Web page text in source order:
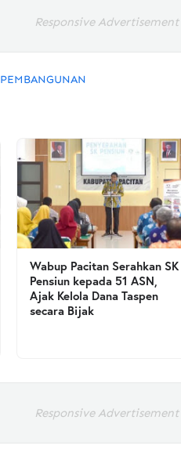
Responsive Advertisement
PEMBANGUNAN
Wabup Pacitan Serahkan SK
Pensiun kepada 51 ASN,
Ajak Kelola Dana Taspen
secara Bijak
Responsive Advertisement